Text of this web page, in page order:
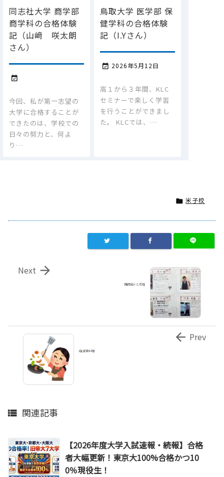
同志社大学 商学部
商学科の合格体験
記（山﨑 咲太朗
さん）

今回、私が第一志望の
大学に合格することが
できたのは、学校での
日々の努力と、何よ
り…
鳥取大学 医学部 保
健学科の合格体験
記（I.Yさん）
 2026年5月12日
高１から３年間、KLC
セミナーで楽しく学習
を行うことができまし
た。 KLCでは、…
 米子校
講師紹介と花壇

Next
得意料理
 Prev
 関連記事
【2026年度大学入試速報・続報】合格
者大幅更新！東京大100%合格かつ10
0％現役生！